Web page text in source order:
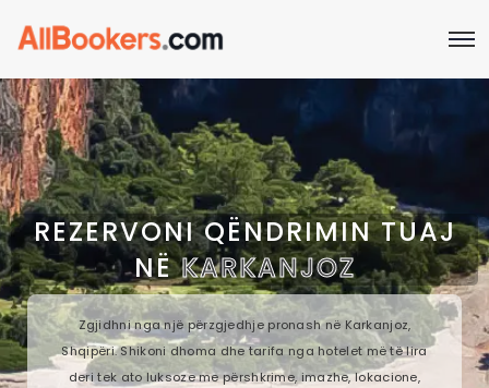
REZERVONI QËNDRIMIN TUAJ
NËKARKANJOZ
Zgjidhni nga një përzgjedhje pronash në Karkanjoz,
Shqipëri. Shikoni dhoma dhe tarifa nga hotelet më të lira
deri tek ato luksoze me përshkrime, imazhe, lokacione,